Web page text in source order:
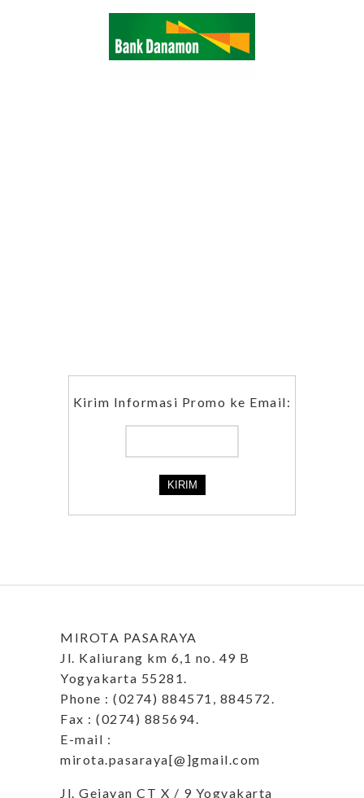
Kirim Informasi Promo ke Email:
MIROTA PASARAYA
Jl. Kaliurang km 6,1 no. 49 B
Yogyakarta 55281.
Phone : (0274) 884571, 884572.
Fax : (0274) 885694.
E-mail :
mirota.pasaraya[@]gmail.com
Jl. Gejayan CT X / 9 Yogyakarta